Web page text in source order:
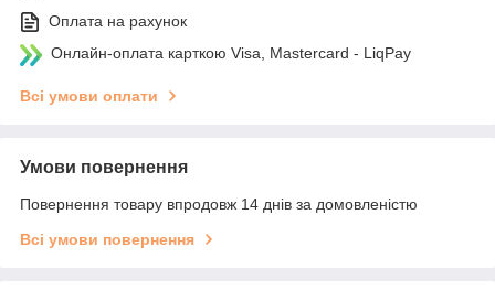
Оплата на рахунок
Онлайн-оплата карткою Visa, Mastercard - LiqPay
Всі умови оплати
Умови повернення
Повернення товару впродовж 14 днів за домовленістю
Всі умови повернення